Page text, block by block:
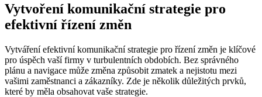
Vytvoření komunikační strategie pro
efektivní řízení změn
Vytváření efektivní komunikační strategie pro řízení změn je klíčové
pro úspěch vaší firmy v turbulentních obdobích. Bez správného
plánu a navigace může změna způsobit zmatek a nejistotu mezi
vašimi zaměstnanci a zákazníky. Zde je několik důležitých prvků,
které by měla obsahovat vaše strategie.